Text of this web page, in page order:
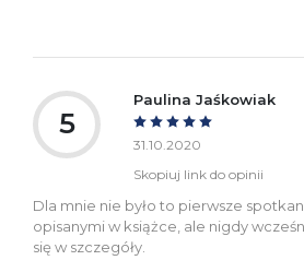
5
Paulina Jaśkowiak
31.10.2020
Skopiuj link do opinii
Dla mnie nie było to pierwsze
opisanymi w książce, ale nigdy
się w szczegóły.